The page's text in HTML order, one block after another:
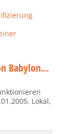
Babylon…
Lokal,